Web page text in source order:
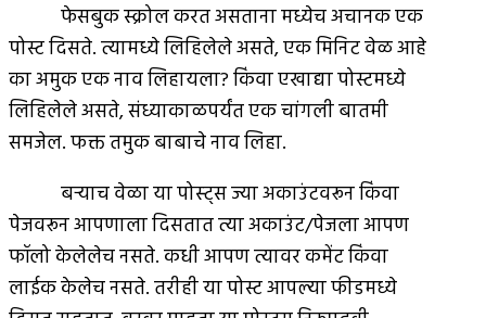
फेसबुक स्क्रोल करत असताना मध्येच अचानक एक
पोस्ट दिसते. त्यामध्ये लिहिलेले असते, एक मिनिट वेळ आहे
का अमुक एक नाव लिहायला? किंवा एखाद्या पोस्टमध्ये
लिहिलेले असते, संध्याकाळपर्यंत एक चांगली बातमी
समजेल. फक्त तमुक बाबाचे नाव लिहा.
बर्‍याच वेळा या पोस्ट्स ज्या अकाउंटवरून किंवा
पेजवरून आपणाला दिसतात त्या अकाउंट/पेजला आपण
फॉलो केलेलेच नसते. कधी आपण त्यावर कमेंट किंवा
लाईक केलेच नसते. तरीही या पोस्ट आपल्या फीडमध्ये